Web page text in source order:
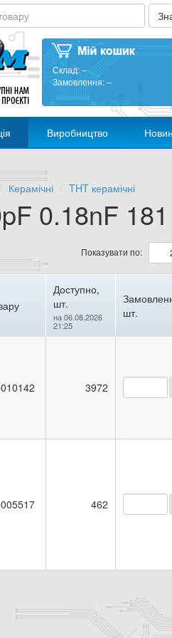
Склад:–
Замовлення:–
Виробництво
Керамічні THT керамічні
0.18nF 181
Показувати по:
Доступно,
шт.
на 06.08.2026
21:25
шт.
3972
462